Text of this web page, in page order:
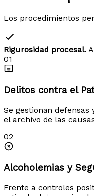
Los procedimientos
Rigurosidad procesal.
01
Delitos contra el
Se gestionan
el archivo de las
02
Alcoholemias y
Frente a controles